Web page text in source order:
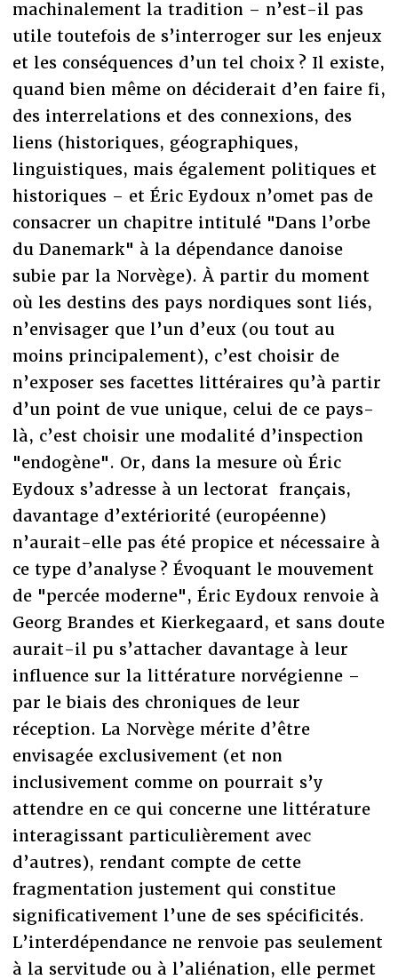
machinalement la tradition – n’est-il pas
utile toutefois de s’interroger sur les enjeux
et les conséquences d’un tel choix ? Il existe,
quand bien même on déciderait d’en faire fi,
des interrelations et des connexions, des
liens (historiques, géographiques,
linguistiques, mais également politiques et
historiques – et Éric Eydoux n’omet pas de
consacrer un chapitre intitulé "Dans l’orbe
du Danemark" à la dépendance danoise
subie par la Norvège). À partir du moment
où les destins des pays nordiques sont liés,
n’envisager que l’un d’eux (ou tout au
moins principalement), c’est choisir de
n’exposer ses facettes littéraires qu’à partir
d’un point de vue unique, celui de ce pays-
là, c’est choisir une modalité d’inspection
"endogène". Or, dans la mesure où Éric
Eydoux s’adresse à un lectorat français,
davantage d’extériorité (européenne)
n’aurait-elle pas été propice et nécessaire à
ce type d’analyse ? Évoquant le mouvement
de "percée moderne", Éric Eydoux renvoie à
Georg Brandes et Kierkegaard, et sans doute
aurait-il pu s’attacher davantage à leur
influence sur la littérature norvégienne –
par le biais des chroniques de leur
réception. La Norvège mérite d’être
envisagée exclusivement (et non
inclusivement comme on pourrait s’y
attendre en ce qui concerne une littérature
interagissant particulièrement avec
d’autres), rendant compte de cette
fragmentation justement qui constitue
significativement l’une de ses spécificités.
L’interdépendance ne renvoie pas seulement
à la servitude ou à l’aliénation, elle permet